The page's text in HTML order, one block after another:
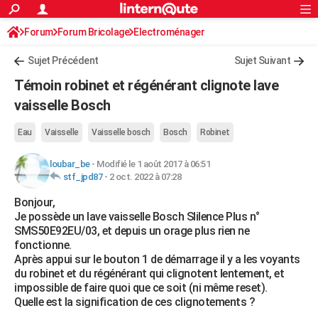
ACTUALITÉS
Politique
Société
Faits Divers
Education
Monde
Villes
+
Programme TV
Streaming
Cinéma
Sorties cinéma
Musique
FINANCE
Retraite
Impôts
Epargne
Immobilier
Risques naturels par ville
Banque
Assurance
Crédit
AUTO
Essais
Réserver un essai
Citadines
Berlines
SUV
Forum auto
HIGH-TECH
Mobiles
Meilleur smartphone
Internet
Ordinateurs
Jeux vidéo
Guide high-tech
BRICOLAGE
Forum
Aménagement intérieur
Extérieur
Cuisine
Salle de bains
Jardinage
Rangement
WEEK-END
Guides de France
Escapades
Patrimoine
Expositions
Musées
Week-end nature
+LIFESTYLE
Art de vivre
Bien-être
Loisirs
Mode
Modes de vie
SANTE
Alimentation
Guide de la santé
Maladies
Médicaments
Sommeil
VOYAGE
S'inscrire
Connexion
Forum Forum Bricolage Electroménager
Sujet Précédent Sujet Suivant
Témoin robinet et régénérant clignote lave
vaisselle Bosch
Eau Vaisselle Vaisselle bosch Bosch Robinet
loubar_be- Modifié le 1 août 2017 à 06:51
stf_jpd87- 2 oct. 2022 à 07:28
Bonjour,
Je possède un lave vaisselle Bosch Slilence Plus n°
SMS50E92EU/03, et depuis un orage plus rien ne
fonctionne.
Après appui sur le bouton 1 de démarrage il y a les voyants
du robinet et du régénérant qui clignotent lentement, et
impossible de faire quoi que ce soit (ni même reset).
Quelle est la signification de ces clignotements ?